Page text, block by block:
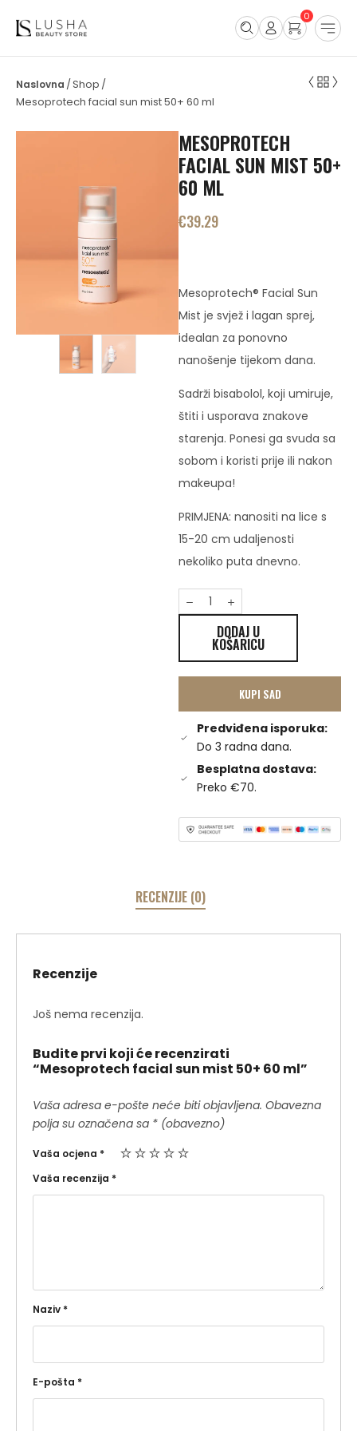
0
/Shop /
Mesoprotech facial sun mist 50+ 60 ml
MESOPROTECH
FACIAL SUN MIST 50+
60 ML
€39.29
Mesoprotech® Facial Sun
Mist je svjež i lagan sprej,
idealan za ponovno
nanošenje tijekom dana.
Sadrži bisabolol, koji umiruje,
štiti i usporava znakove
starenja. Ponesi ga svuda sa
sobom i koristi prije ili nakon
makeupa!
PRIMJENA: nanositi na lice s
15-20 cm udaljenosti
nekoliko puta dnevno.
DODAJ U
KOŠARICU
KUPI SAD
Predviđena isporuka:
Do 3 radna dana.
Besplatna dostava:
Preko €70.
RECENZIJE (0)
Recenzije
Još nema recenzija.
Budite prvi koji će recenzirati
“Mesoprotech facial sun mist 50+ 60 ml”
Vaša adresa e-pošte neće biti objavljena. Obavezna
polja su označena sa * (obavezno)
Vaša ocjena *
Vaša recenzija *
Naziv *
E-pošta *